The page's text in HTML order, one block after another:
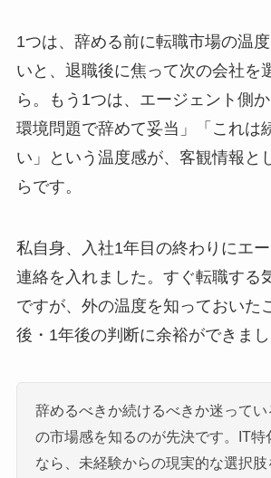
1つは、辞める前に転職市場の温
いと、退職後に焦って次の会社を
ら。もう1つは、エージェント側
環境問題で辞めて妥当」「これは
い」という温度感が、客観情報と
らです。
私自身、入社1年目の終わりにエ
連絡を入れました。すぐ転職する
ですが、外の温度を知っておいた
後・1年後の判断に余裕ができまし
辞めるべきか続けるべきか迷って
の市場感を知るのが先決です。IT特
なら、未経験からの現実的な選択